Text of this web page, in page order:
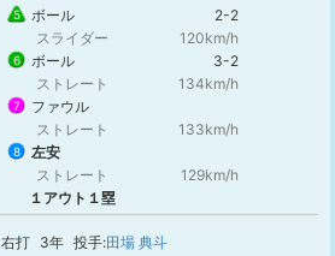
5 ボール
2-2
スライダー
120km/h
6 ボール
3-2
ストレート
134km/h
7
ファウル
ストレート
133km/h
8
左安
ストレート
129km/h
１アウト１塁
右打 3年 投手:田場 典斗